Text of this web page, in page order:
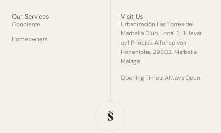
Our Services
Concierge
Homeowners
Visit Us
Urbanización Las Torres del
Marbella Club, Local 2, Bulevar
del Príncipe Alfonso von
Hohenlohe, 29602, Marbella,
Malaga
Opening Times: Always Open